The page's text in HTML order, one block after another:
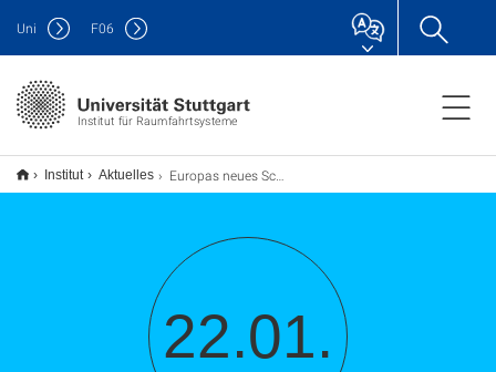
Institut für Raumfahrtsysteme
Uni F06
Institut Aktuelles Europas neues Schwerlast-Trägersystem Ariane 6
22.01.